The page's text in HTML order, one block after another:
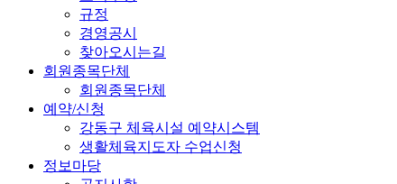
규정
경영공시
찾아오시는길
회원종목단체
회원종목단체
예약/신청
강동구 체육시설 예약시스템
생활체육지도자 수업신청
정보마당